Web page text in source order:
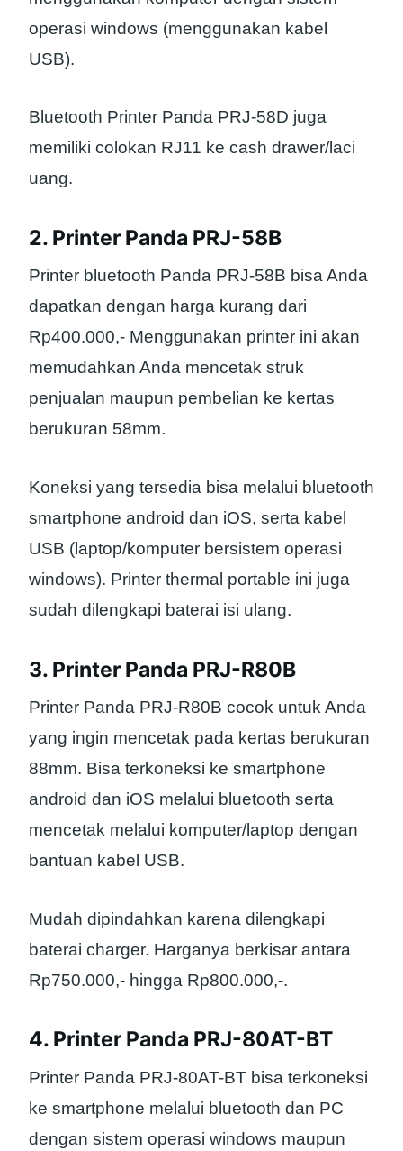
operasi windows (menggunakan kabel
USB).
Bluetooth Printer Panda PRJ-58D juga
memiliki colokan RJ11 ke cash drawer/laci
uang.
2. Printer Panda PRJ-58B
Printer bluetooth Panda PRJ-58B bisa Anda
dapatkan dengan harga kurang dari
Rp400.000,- Menggunakan printer ini akan
memudahkan Anda mencetak struk
penjualan maupun pembelian ke kertas
berukuran 58mm.
Koneksi yang tersedia bisa melalui bluetooth
smartphone android dan iOS, serta kabel
USB (laptop/komputer bersistem operasi
windows). Printer thermal portable ini juga
sudah dilengkapi baterai isi ulang.
3. Printer Panda PRJ-R80B
Printer Panda PRJ-R80B cocok untuk Anda
yang ingin mencetak pada kertas berukuran
88mm. Bisa terkoneksi ke smartphone
android dan iOS melalui bluetooth serta
mencetak melalui komputer/laptop dengan
bantuan kabel USB.
Mudah dipindahkan karena dilengkapi
baterai charger. Harganya berkisar antara
Rp750.000,- hingga Rp800.000,-.
4. Printer Panda PRJ-80AT-BT
Printer Panda PRJ-80AT-BT bisa terkoneksi
ke smartphone melalui bluetooth dan PC
dengan sistem operasi windows maupun